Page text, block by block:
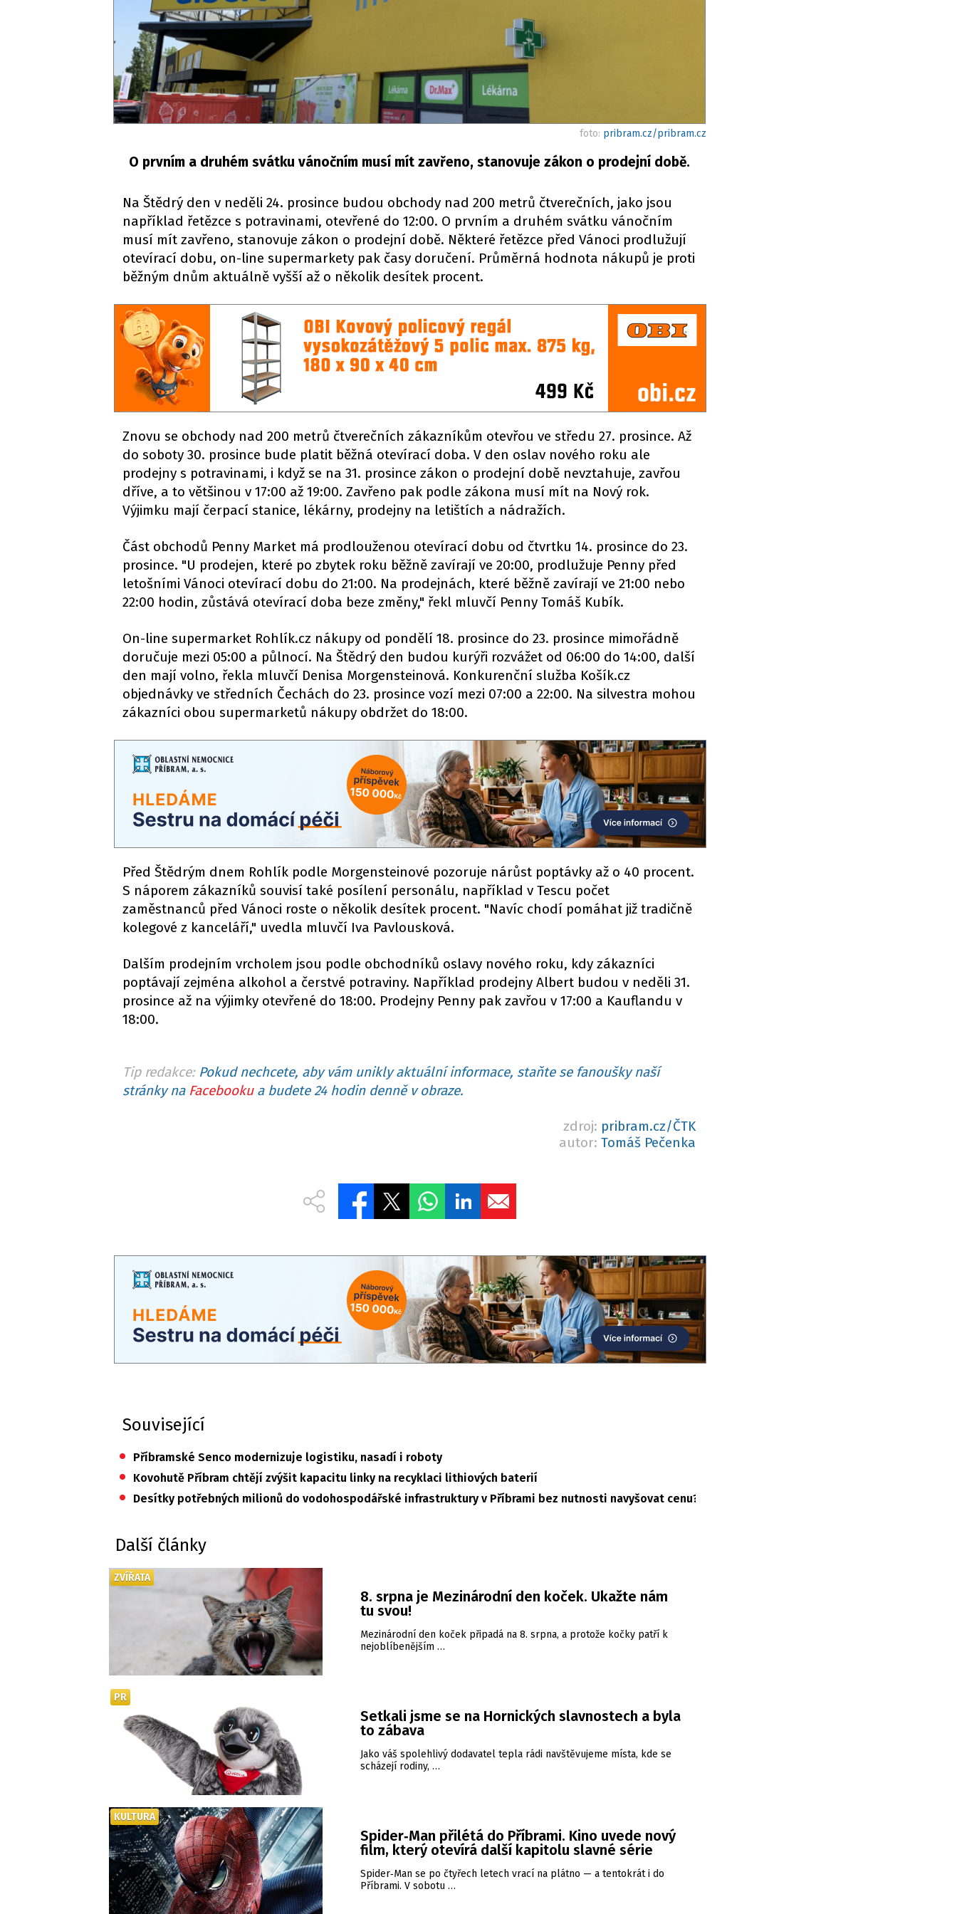
foto: pribram.cz/pribram.cz
O prvním a druhém svátku vánočním musí mít zavřeno, stanovuje zákon o prodejní době.
Na Štědrý den v neděli 24. prosince budou obchody nad 200 metrů čtverečních, jako jsou
například řetězce s potravinami, otevřené do 12:00. O prvním a druhém svátku vánočním
musí mít zavřeno, stanovuje zákon o prodejní době. Některé řetězce před Vánoci prodlužují
otevírací dobu, on-line supermarkety pak časy doručení. Průměrná hodnota nákupů je proti
běžným dnům aktuálně vyšší až o několik desítek procent.
Znovu se obchody nad 200 metrů čtverečních zákazníkům otevřou ve středu 27. prosince. Až
do soboty 30. prosince bude platit běžná otevírací doba. V den oslav nového roku ale
prodejny s potravinami, i když se na 31. prosince zákon o prodejní době nevztahuje, zavřou
dříve, a to většinou v 17:00 až 19:00. Zavřeno pak podle zákona musí mít na Nový rok.
Výjimku mají čerpací stanice, lékárny, prodejny na letištích a nádražích.
Část obchodů Penny Market má prodlouženou otevírací dobu od čtvrtku 14. prosince do 23.
prosince. "U prodejen, které po zbytek roku běžně zavírají ve 20:00, prodlužuje Penny před
letošními Vánoci otevírací dobu do 21:00. Na prodejnách, které běžně zavírají ve 21:00 nebo
22:00 hodin, zůstává otevírací doba beze změny," řekl mluvčí Penny Tomáš Kubík.
On-line supermarket Rohlík.cz nákupy od pondělí 18. prosince do 23. prosince mimořádně
doručuje mezi 05:00 a půlnocí. Na Štědrý den budou kurýři rozvážet od 06:00 do 14:00, další
den mají volno, řekla mluvčí Denisa Morgensteinová. Konkurenční služba Košík.cz
objednávky ve středních Čechách do 23. prosince vozí mezi 07:00 a 22:00. Na silvestra mohou
zákazníci obou supermarketů nákupy obdržet do 18:00.
Před Štědrým dnem Rohlík podle Morgensteinové pozoruje nárůst poptávky až o 40 procent.
S náporem zákazníků souvisí také posílení personálu, například v Tescu počet
zaměstnanců před Vánoci roste o několik desítek procent. "Navíc chodí pomáhat již tradičně
kolegové z kanceláří," uvedla mluvčí Iva Pavlousková.
Dalším prodejním vrcholem jsou podle obchodníků oslavy nového roku, kdy zákazníci
poptávají zejména alkohol a čerstvé potraviny. Například prodejny Albert budou v neděli 31.
prosince až na výjimky otevřené do 18:00. Prodejny Penny pak zavřou v 17:00 a Kauflandu v
18:00.
Tip redakce: Pokud nechcete, aby vám unikly aktuální informace, staňte se fanoušky naší
stránky na Facebookua budete 24 hodin denně v obraze.
zdroj: pribram.cz/ČTK
autor: Tomáš Pečenka
Související
• Příbramské Senco modernizuje logistiku, nasadí i roboty
• Kovohutě Příbram chtějí zvýšit kapacitu linky na recyklaci lithiových baterií
• Desítky potřebných milionů do vodohospodářské infrastruktury v Příbrami bez nutnosti navyšovat cenu?
Další články
8. srpna je Mezinárodní den koček. Ukažte nám
tu svou!
Mezinárodní den koček připadá na 8. srpna, a protože kočky patří k
nejoblíbenějším …
ZVÍŘATA
Setkali jsme se na Hornických slavnostech a byla
to zábava
Jako váš spolehlivý dodavatel tepla rádi navštěvujeme místa, kde se
scházejí rodiny, …
PR
Spider‑Man přilétá do Příbrami. Kino uvede nový
film, který otevírá další kapitolu slavné série
Spider‑Man se po čtyřech letech vrací na plátno — a tentokrát i do
Příbrami. V sobotu …
KULTURA